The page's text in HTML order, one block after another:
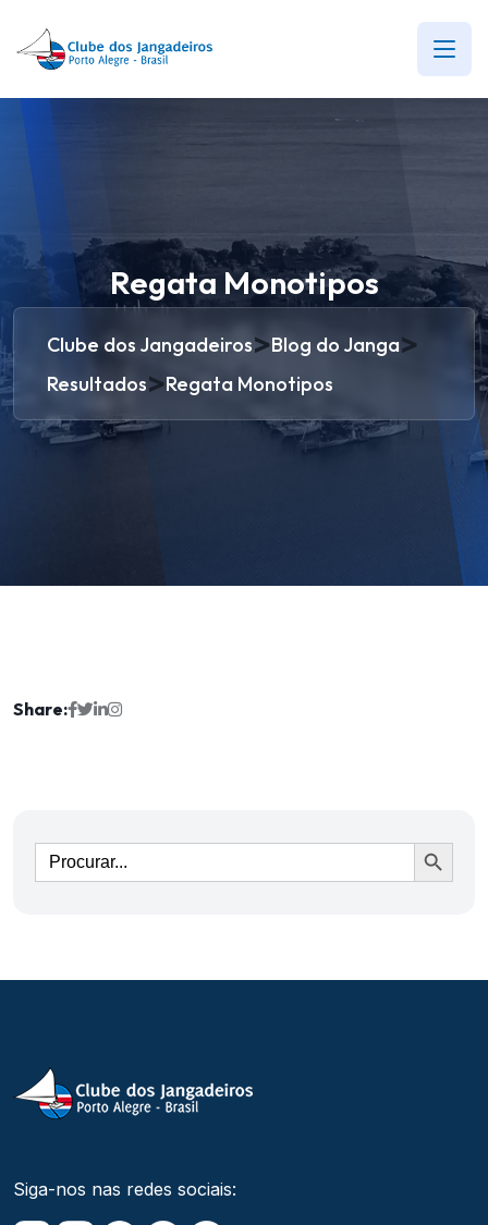
Regata Monotipos
Clube dos Jangadeiros>Blog do Janga>
Resultados>Regata Monotipos
Share:
Ir
Siga-nos nas redes sociais: